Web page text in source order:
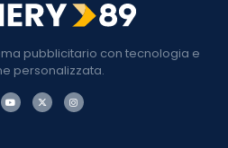
pubblicitario con tecnologia e
personalizzata.